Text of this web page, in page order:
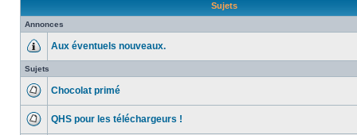
Sujets
Annonces
Aux éventuels nouveaux.
Sujets
Chocolat primé
QHS pour les téléchargeurs !